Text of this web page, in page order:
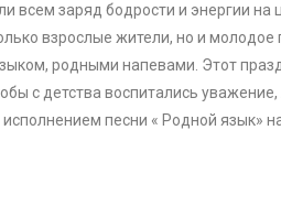
всем заряд бодрости и энергии на
взрослые жители, но и
родными напевами. Этот
с детства воспитались
песни « Родной язык»